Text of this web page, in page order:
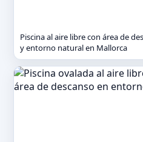
Piscina al aire libre con área de
y entorno natural en Mallorca